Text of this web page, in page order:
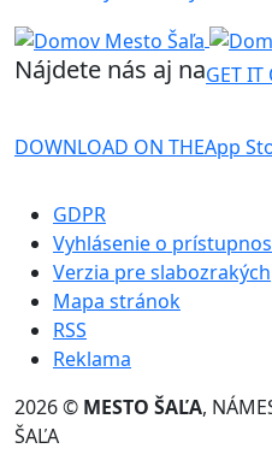
Nájdete nás aj naGET IT
DOWNLOAD ON THEApp
GDPR
Vyhlásenie o
Verzia pre slabozrakých
Mapa stránok
RSS
Reklama
2026 © MESTO ŠAĽA,
ŠAĽA